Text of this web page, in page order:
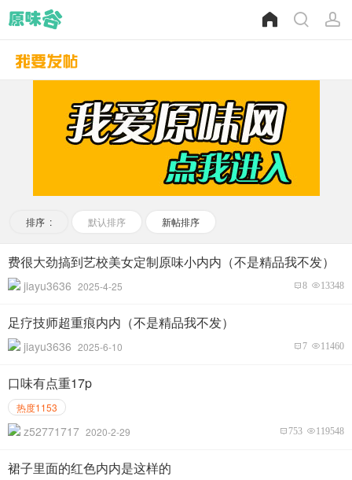
排序 : 默认排序 新帖排序
费很大劲搞到艺校美女定制原味小内内（不是精品我不发）
jiayu3636 2025-4-25 13348
8
足疗技师超重痕内内（不是精品我不发）
jiayu3636 2025-6-10 11460
7
口味有点重17p
热度1153
z52771717 2020-2-29 119548
753
裙子里面的红色内内是这样的